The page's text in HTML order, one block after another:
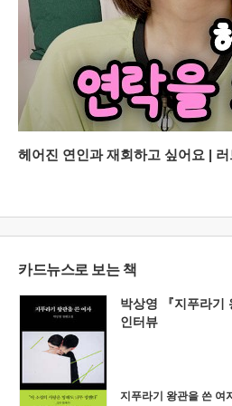
헤어진 연인과 재회하고 싶어요 |
카드뉴스로 보는 책
박상영 『지푸라기
인터뷰
지푸라기 왕관을 쓴 여